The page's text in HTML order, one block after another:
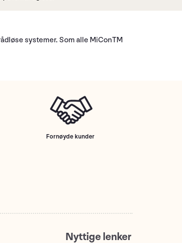
systemer. Som alle MiConTM
Fornøyde kunder
Nyttige lenker